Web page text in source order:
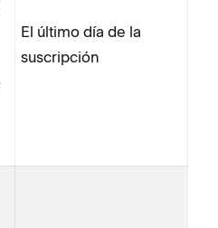
El último día de la
suscripción